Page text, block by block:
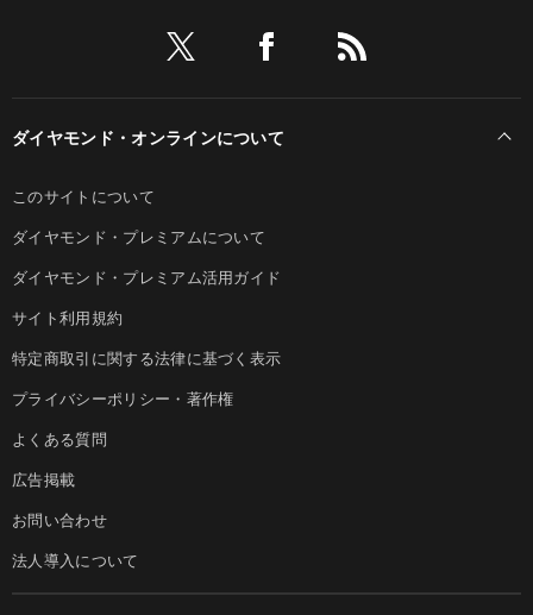
ダイヤモンド・オンラインについて
このサイトについて
ダイヤモンド・プレミアムについて
ダイヤモンド・プレミアム活用ガイド
サイト利用規約
特定商取引に関する法律に基づく表示
プライバシーポリシー・著作権
よくある質問
広告掲載
お問い合わせ
法人導入について